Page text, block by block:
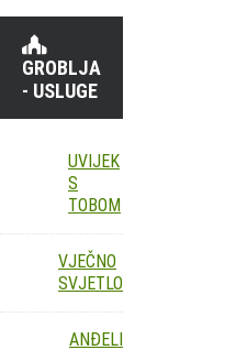
GROBLJA
- USLUGE
UVIJEK
S
TOBOM
VJEČNO
SVJETLO
ANĐELI